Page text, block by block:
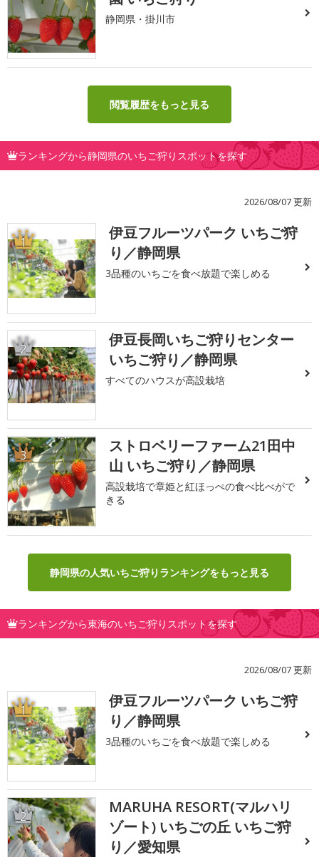
静岡県・掛川市
閲覧履歴をもっと見る
ランキングから静岡県のいちご狩りスポットを探す
2026/08/07 更新
1
伊豆フルーツパーク いちご狩
り／静岡県
3品種のいちごを食べ放題で楽しめる
2
伊豆長岡いちご狩りセンター
いちご狩り／静岡県
すべてのハウスが高設栽培
3
ストロベリーファーム21田中
山 いちご狩り／静岡県
高設栽培で章姫と紅ほっぺの食べ比べがで
きる
静岡県の人気いちご狩りランキングをもっと見る
ランキングから東海のいちご狩りスポットを探す
2026/08/07 更新
1
伊豆フルーツパーク いちご狩
り／静岡県
3品種のいちごを食べ放題で楽しめる
2
MARUHA RESORT(マルハリ
ゾート) いちごの丘 いちご狩
り／愛知県